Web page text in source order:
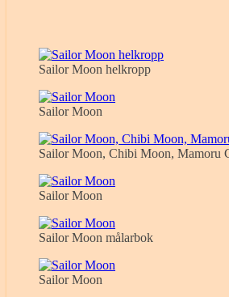
Sailor Moon helkropp
Sailor Moon
Sailor Moon, Chibi Moon, Mamoru
Sailor Moon
Sailor Moon målarbok
Sailor Moon